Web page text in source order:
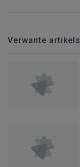
Verwante artikels